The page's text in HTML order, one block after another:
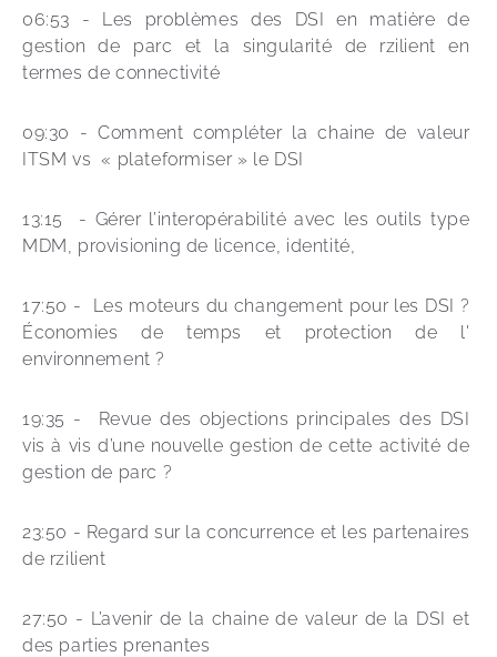
06:53 - Les problèmes des DSI en matière de
gestion de parc et la singularité de rzilient en
termes de connectivité
09:30 - Comment compléter la chaine de valeur
ITSM vs  « plateformiser » le DSI
13:15  - Gérer l’interopérabilité avec les outils type
MDM, provisioning de licence, identité,
17:50 -  Les moteurs du changement pour les DSI ?
Économies de temps et protection de l'
environnement ?
19:35 -  Revue des objections principales des DSI
vis à vis d’une nouvelle gestion de cette activité de
gestion de parc ?
23:50 - Regard sur la concurrence et les partenaires
de rzilient
27:50 - L’avenir de la chaine de valeur de la DSI et
des parties prenantes